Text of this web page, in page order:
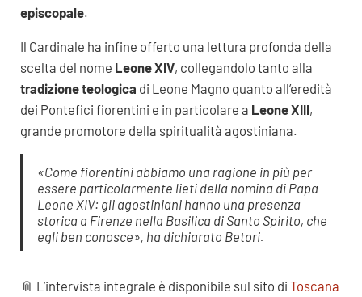
episcopale.
Il Cardinale ha infine offerto una lettura profonda della
scelta del nome Leone XIV, collegandolo tanto alla
tradizione teologica di Leone Magno quanto all’eredità
dei Pontefici fiorentini e in particolare a Leone XIII,
grande promotore della spiritualità agostiniana.
«Come fiorentini abbiamo una ragione in più per
essere particolarmente lieti della nomina di Papa
Leone XIV: gli agostiniani hanno una presenza
storica a Firenze nella Basilica di Santo Spirito, che
egli ben conosce», ha dichiarato Betori.
📎 L’intervista integrale è disponibile sul sito di Toscana